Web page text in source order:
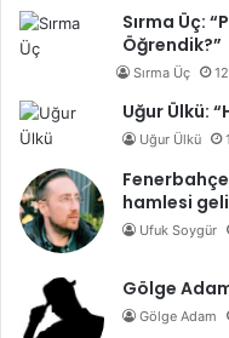
Sırma Üç:
Öğrendik?”
Sırma Üç
Uğur Ülkü:
Uğur Ülkü
hamlesi
Ufuk Soygür
Gölge
Gölge Adam